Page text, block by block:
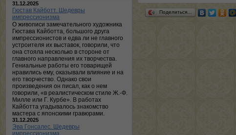
31.12.2025
Гюстав Кайботт. Шедевры
импрессионизма
О живописи замечательного художника
Гюстава Кайботта, большого друга
импрессионистов и едва ли не главного
устроителя их выставок, говорили, что
она стояла несколько в стороне от
главного направления их творчества.
Гениальные работы его товарищей
нравились ему, оказывали влияние и на
его творчество. Однако свои
произведения он писал, как о нем
говорили, «в реалистическом стиле Ж.-Ф.
Милле или Г. Курбе». В работах
Кайботта угадывалось знакомство
мастера с японскими гравюрами.
31.12.2025
Эва Гонсалес. Шедевры
импрессионизма
Поделиться…